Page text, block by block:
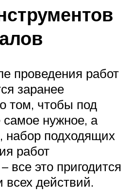
проведения работ
заранее
том, чтобы под
нужное, а
набор подходящих
работ
все это пригодится
всех действий.